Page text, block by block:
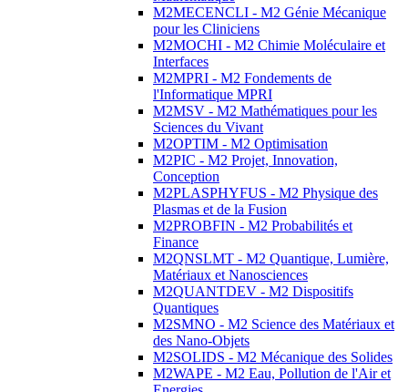
M2MECENCLI - M2 Génie Mécanique
pour les Cliniciens
M2MOCHI - M2 Chimie Moléculaire et
Interfaces
M2MPRI - M2 Fondements de
l'Informatique MPRI
M2MSV - M2 Mathématiques pour les
Sciences du Vivant
M2OPTIM - M2 Optimisation
M2PIC - M2 Projet, Innovation,
Conception
M2PLASPHYFUS - M2 Physique des
Plasmas et de la Fusion
M2PROBFIN - M2 Probabilités et
Finance
M2QNSLMT - M2 Quantique, Lumière,
Matériaux et Nanosciences
M2QUANTDEV - M2 Dispositifs
Quantiques
M2SMNO - M2 Science des Matériaux et
des Nano-Objets
M2SOLIDS - M2 Mécanique des Solides
M2WAPE - M2 Eau, Pollution de l'Air et